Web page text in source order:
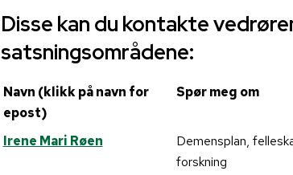
Disse kan du kontakte
satsningsområdene:
Navn (klikk på navn for
epost)
Spør meg om
Irene Mari Røen
Demensplan,
forskning